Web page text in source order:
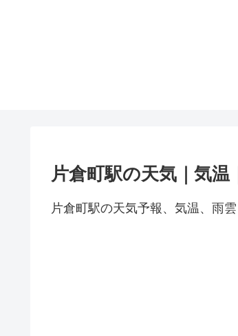
片倉町駅の天気｜気温
片倉町駅の天気予報、気温、雨